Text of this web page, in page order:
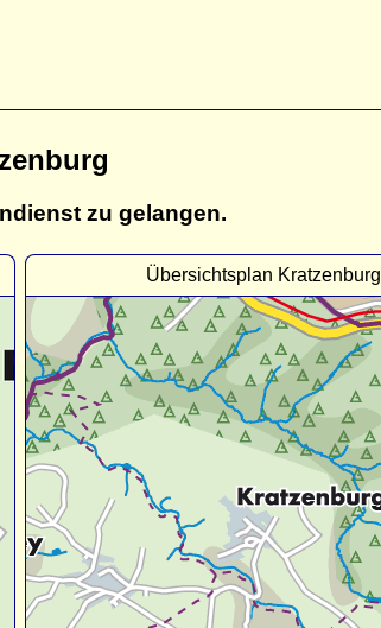
zu gelangen.
Übersichtsplan Kratzenburg